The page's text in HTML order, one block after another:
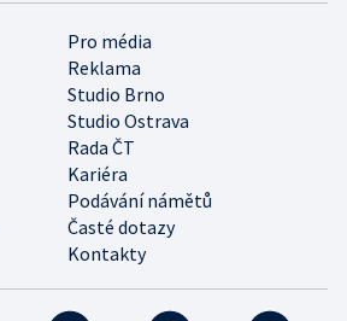
Pro média
Reklama
Studio Brno
Studio Ostrava
Rada ČT
Kariéra
Podávání námětů
Časté dotazy
Kontakty